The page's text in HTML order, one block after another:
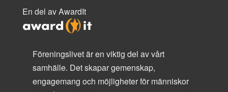
En del av AwardIt
Föreningslivet är en viktig del av vårt
samhälle. Det skapar gemenskap,
engagemang och möjligheter för människor